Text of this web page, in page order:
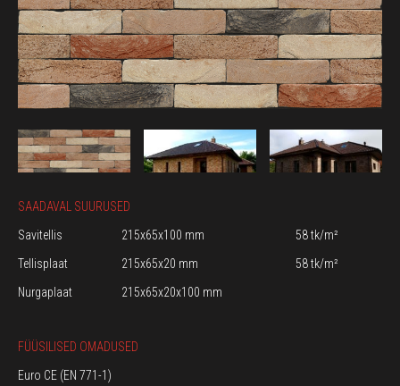
SAADAVAL SUURUSED
Savitellis
215x65x100 mm
58 tk/m²
Tellisplaat
215x65x20 mm
58 tk/m²
Nurgaplaat
215x65x20x100 mm
FÜÜSILISED OMADUSED
Euro CE (EN 771-1)